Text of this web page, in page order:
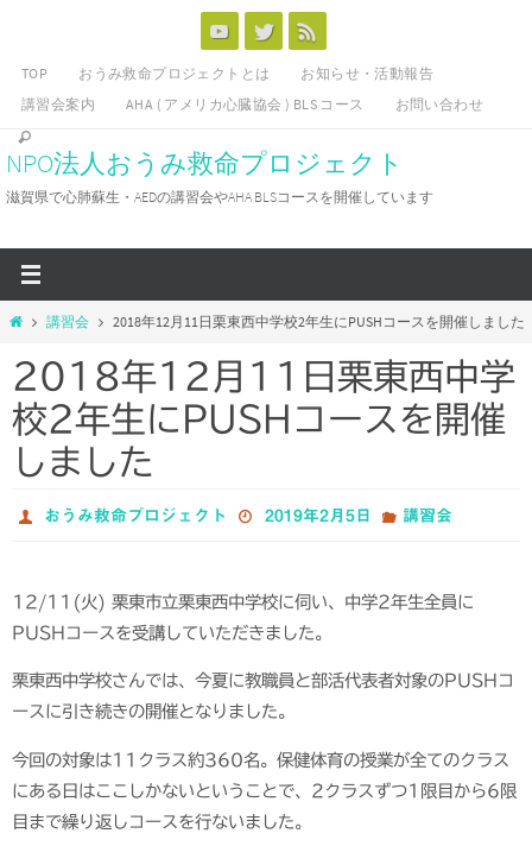
へ
ス
プ
TOP おうみ救命プロジェクトとは
お知らせ・活動報告
講習会案内
AHA ( アメリカ心臓協会 ) BLS コース お問い合わせ
NPO法人おうみ救命プロジェクト
滋賀県で心肺蘇生・AEDの講習会やAHA BLSコースを開催しています
ホ
ム
講習会 2018年12月11日栗東西中学校2年生にPUSHコースを開催しました
2018年12月11日栗東西中学
校2年生にPUSHコースを開催
しました
おうみ救命プロジェクト 2019年2月5日 講習会
12/11(火) 栗東市立栗東西中学校に伺い、中学2年生全員に
PUSHコースを受講していただきました。
栗東西中学校さんでは、今夏に教職員と部活代表者対象のPUSHコ
ースに引き続きの開催となりました。
今回の対象は11クラス約360名。保健体育の授業が全てのクラス
にある日はここしかないということで、2クラスずつ1限目から6限
目まで繰り返しコースを行ないました。